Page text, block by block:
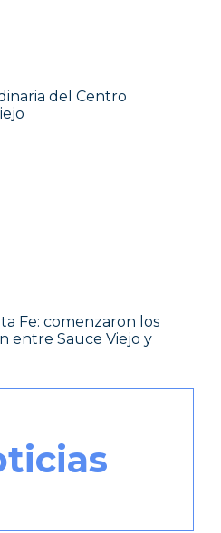
del Centro
Fe: comenzaron los
entre Sauce Viejo y